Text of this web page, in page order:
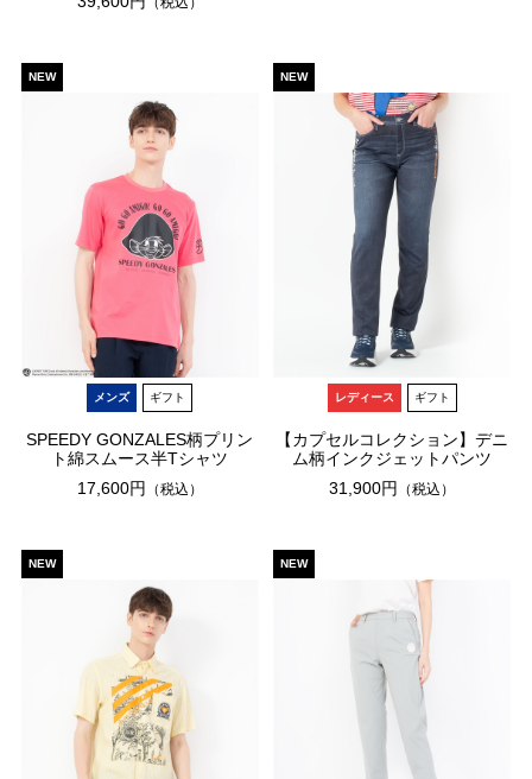
NEW
メンズ ギフト
SPEEDY GONZALES柄プリン
ト綿スムース半Tシャツ
17,600円
（税込）
NEW
レディース ギフト
【カプセルコレクション】デニ
ム柄インクジェットパンツ
31,900円
（税込）
NEW NEW